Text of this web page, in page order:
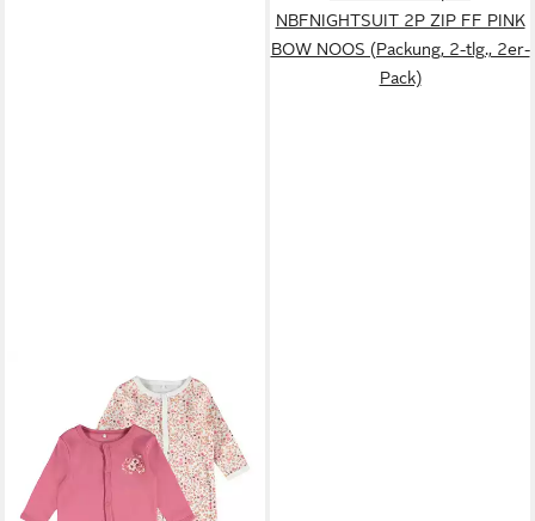
Strampler Baby
Mädchen 2er Pack mit Füßen
(Packung, 2-tlg., 2er-Pack)
24,99 €
NBFNIGHTSUIT 2P ZIP FF PINK
BOW NOOS (Packung, 2-tlg., 2er-
Pack)